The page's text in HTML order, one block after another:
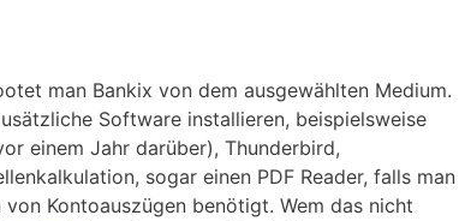
man Bankix von dem ausgewählten Medium.
Software installieren, beispielsweise
einem Jahr darüber), Thunderbird,
sogar einen PDF Reader, falls man
von Kontoauszügen benötigt. Wem das nicht